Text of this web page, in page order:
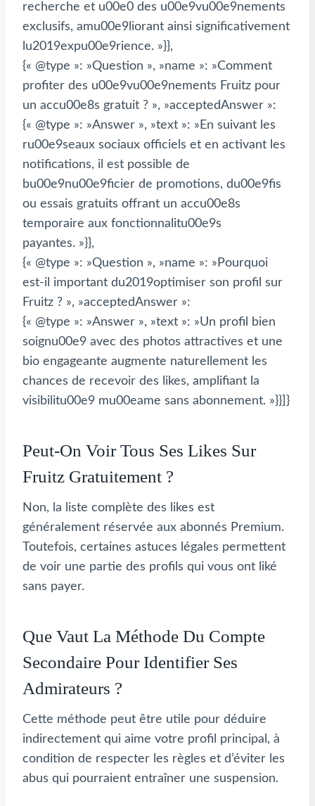
recherche et u00e0 des u00e9vu00e9nements
exclusifs, amu00e9liorant ainsi significativement
lu2019expu00e9rience. »}},
{« @type »: »Question », »name »: »Comment
profiter des u00e9vu00e9nements Fruitz pour
un accu00e8s gratuit ? », »acceptedAnswer »:
{« @type »: »Answer », »text »: »En suivant les
ru00e9seaux sociaux officiels et en activant les
notifications, il est possible de
bu00e9nu00e9ficier de promotions, du00e9fis
ou essais gratuits offrant un accu00e8s
temporaire aux fonctionnalitu00e9s
payantes. »}},
{« @type »: »Question », »name »: »Pourquoi
est-il important du2019optimiser son profil sur
Fruitz ? », »acceptedAnswer »:
{« @type »: »Answer », »text »: »Un profil bien
soignu00e9 avec des photos attractives et une
bio engageante augmente naturellement les
chances de recevoir des likes, amplifiant la
visibilitu00e9 mu00eame sans abonnement. »}}]}
Peut-On Voir Tous Ses Likes Sur
Fruitz Gratuitement ?
Non, la liste complète des likes est
généralement réservée aux abonnés Premium.
Toutefois, certaines astuces légales permettent
de voir une partie des profils qui vous ont liké
sans payer.
Que Vaut La Méthode Du Compte
Secondaire Pour Identifier Ses
Admirateurs ?
Cette méthode peut être utile pour déduire
indirectement qui aime votre profil principal, à
condition de respecter les règles et d’éviter les
abus qui pourraient entraîner une suspension.